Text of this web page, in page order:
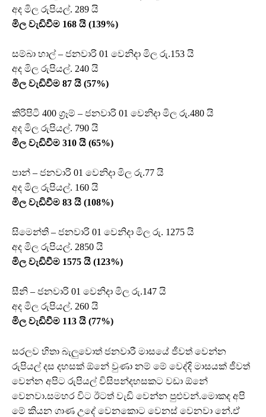
අද මිල රුපියල්. 289 යි
මිල වැඩිවීම 168 යි (139%)
සම්බා හාල් – ජනවාරි 01 වෙනිදා මිල රු.153 යි
අද මිල රුපියල්. 240 යි
මිල වැඩිවීම 87 යි (57%)
කිරිපිටි 400 ග්‍රෑම් – ජනවාරි 01 වෙනිදා මිල රු.480 යි
අද මිල රුපියල්. 790 යි
මිල වැඩිවීම 310 යි (65%)
පාන් – ජනවාරි 01 වෙනිදා මිල රු.77 යි
අද මිල රුපියල්. 160 යි
මිල වැඩිවීම 83 යි (108%)
සිමෙන්ති – ජනවාරි 01 වෙනිදා මිල රු. 1275 යි
අද මිල රුපියල්. 2850 යි
මිල වැඩිවීම 1575 යි (123%)
සීනි – ජනවාරි 01 වෙනිදා මිල රු.147 යි
අද මිල රුපියල්. 260 යි
මිල වැඩිවීම 113 යි (77%)
සරලව හිතා බැලුවොත් ජනවාරී මාසයේ ජීවත් වෙන්න
රුපියල් දස දහසක් ඕනේ වුණා නම් මේ වෙද්දි මාසයක් ජීවත්
වෙන්න අපිට රුපියල් විසිපන්දහසකට වඩා ඕනේ
වෙනවා.සමහර විට ඊටත් වැඩි වෙන්න පුළුවන්.මොකද අපි
මේ කියන ගාණ උදේ වෙනකොට වෙනස් වෙනවා නේ.ඒ